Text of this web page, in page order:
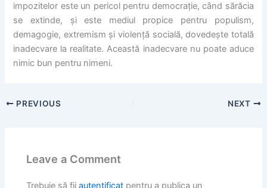
impozitelor este un pericol pentru democrație, când sărăcia
se extinde, și este mediul propice pentru populism,
demagogie, extremism și violență socială, dovedește totală
inadecvare la realitate. Această inadecvare nu poate aduce
nimic bun pentru nimeni.
PREVIOUS NEXT
Leave a Comment
Trebuie să fiiautentificat pentru a publica un